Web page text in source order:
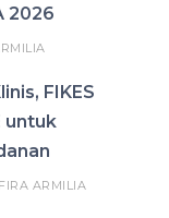
2026
FIKES
untuk
ARMILIA